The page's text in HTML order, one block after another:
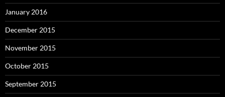
January 2016
December 2015
November 2015
October 2015
September 2015